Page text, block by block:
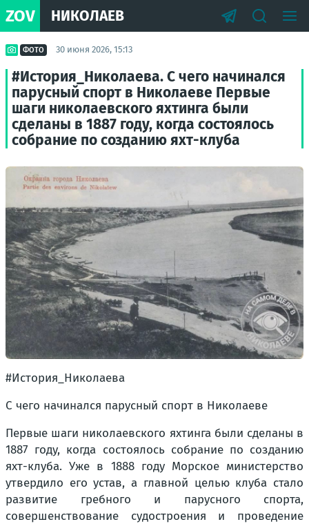
ZOV НИКОЛАЕВ
ФОТО 30 июня 2026, 15:13
#История_Николаева. С чего начинался
парусный спорт в Николаеве Первые
шаги николаевского яхтинга были
сделаны в 1887 году, когда состоялось
собрание по созданию яхт-клуба
#История_Николаева
С чего начинался парусный спорт в Николаеве
Первые шаги николаевского яхтинга были сделаны в
1887 году, когда состоялось собрание по созданию
яхт-клуба. Уже в 1888 году Морское министерство
утвердило его устав, а главной целью клуба стало
развитие гребного и парусного спорта,
совершенствование судостроения и проведение